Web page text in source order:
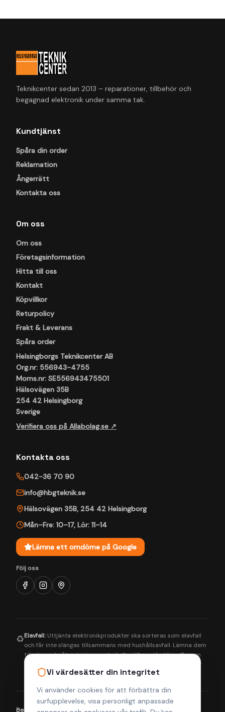
Vi värdesätter din integritet
Vi använder cookies för att förbättra din
surfupplevelse, visa personligt anpassade
Teknikcenter sedan 2013 – reparationer, tillbehör och
begagnad elektronik under samma tak.
Kundtjänst
Spåra din order
Reklamation
Ångerrätt
Kontakta oss
Om oss
Om oss
Företagsinformation
Hitta till oss
Kontakt
Köpvillkor
Returpolicy
Frakt & Leverans
Spåra order
Helsingborgs Teknikcenter AB
Org.nr: 556943-4755
Moms.nr: SE556943475501
Hälsovägen 35B
254 42 Helsingborg
Sverige
Verifiera oss på Allabolag.se ↗
Kontakta oss
042-36 70 90
info@hbgteknik.se
Hälsovägen 35B, 254 42 Helsingborg
Mån–Fre: 10–17, Lör: 11–14
Lämna ett omdöme på Google
Följ oss
♻️Elavfall: Uttjänta elektronikprodukter ska sorteras som elavfall
och får inte slängas tillsammans med hushållsavfall. Lämna dem
till närmaste återvinningscentral eller till oss i butiken. Genom
korrekt hantering bidrar du till en bättre miljö och säkerställer
att farliga ämnen tas om hand på rätt sätt.
Betalningsmetoder: Visa Mastercard Klarna